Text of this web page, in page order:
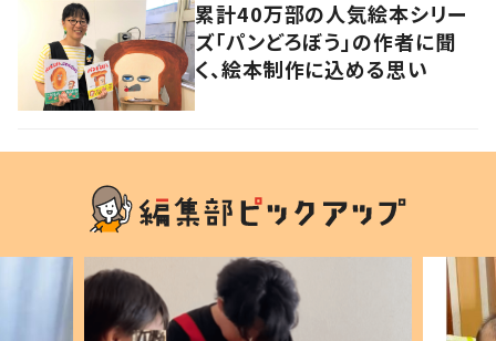
累計40万部の人気絵本シリー
ズ「パンどろぼう」の作者に聞
く、絵本制作に込める思い